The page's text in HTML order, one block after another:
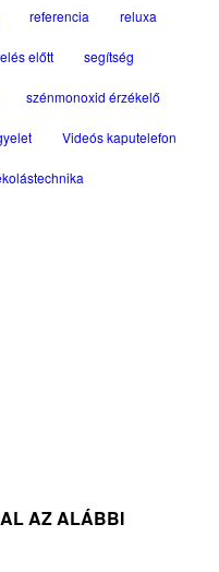
referencia reluxa
előtt segítség
szénmonoxid érzékelő
Videós kaputelefon
AZ ALÁBBI